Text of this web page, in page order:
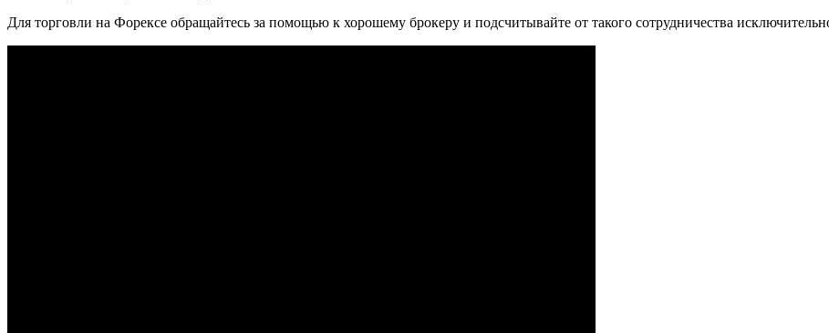
Для торговли на Форексе обращайтесь за помощью к хорошему брокеру и подсчитывайте от такого сотрудничества